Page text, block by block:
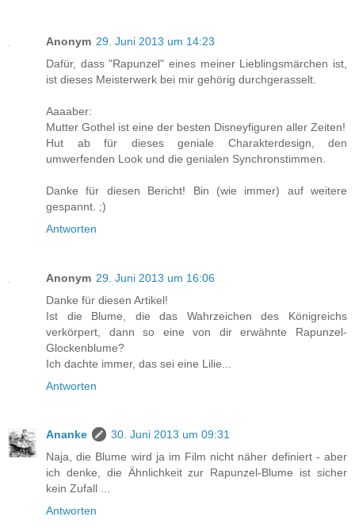
Anonym 29. Juni 2013 um 14:23
Dafür, dass "Rapunzel" eines meiner Lieblingsmärchen ist,
ist dieses Meisterwerk bei mir gehörig durchgerasselt.
Aaaaber:
Mutter Gothel ist eine der besten Disneyfiguren aller Zeiten!
Hut ab für dieses geniale Charakterdesign, den
umwerfenden Look und die genialen Synchronstimmen.
Danke für diesen Bericht! Bin (wie immer) auf weitere
gespannt. ;)
Antworten
Anonym 29. Juni 2013 um 16:06
Danke für diesen Artikel!
Ist die Blume, die das Wahrzeichen des Königreichs
verkörpert, dann so eine von dir erwähnte Rapunzel-
Glockenblume?
Ich dachte immer, das sei eine Lilie...
Antworten
Ananke
30. Juni 2013 um 09:31
Naja, die Blume wird ja im Film nicht näher definiert - aber
ich denke, die Ähnlichkeit zur Rapunzel-Blume ist sicher
kein Zufall ...
Antworten